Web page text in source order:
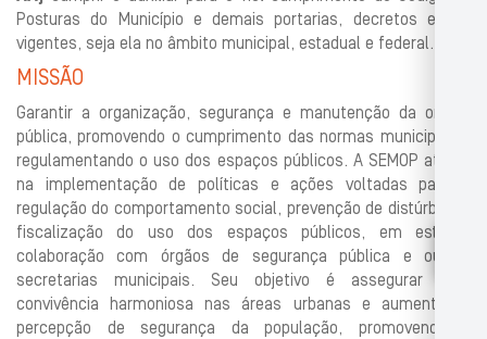
Posturas do
Município e demais portarias, decretos e leis
vigentes, seja ela no âmbito municipal, estadual e federal.
MISSÃO
Garantir a organização, segurança e manutenção da ordem
pública, promovendo o cumprimento das normas municipais e
regulamentando o uso dos espaços públicos. A SEMOP atuará
na implementação de políticas e ações voltadas para a
regulação do comportamento social, prevenção de distúrbios e
fiscalização do uso dos espaços públicos, em estreita
colaboraçãocom órgãos de segurança pública e outras
secretarias municipais. Seu objetivo é assegurar uma
convivência harmoniosa nas áreas urbanas e aumentar a
percepção de segurança da população, promovendo o